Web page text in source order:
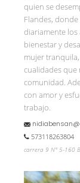
quien se
Flandes,
diariamente
bienestar y
mujer
cualidades que
comunidad.
con amor y
trabajo.
573118263804
carrera 9 N° 5-160